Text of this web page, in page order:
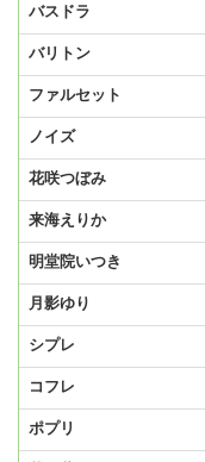
バスドラ
バリトン
ファルセット
ノイズ
花咲つぼみ
来海えりか
明堂院いつき
月影ゆり
シプレ
コフレ
ポプリ